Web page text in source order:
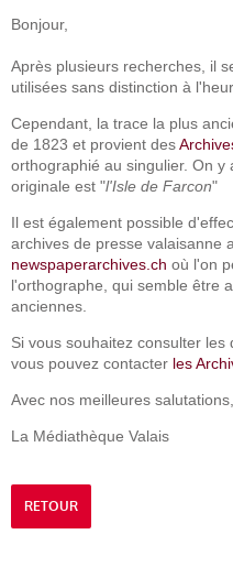
Bonjour,
Après plusieurs recherches, il
utilisées sans distinction à
Cependant, la trace la plus
de 1823 et provient des
orthographié au singulier. On
originale est "l'Isle de Farcon"
Il est également possible
archives de presse valaisanne
newspaperarchives.ch où l'on
l'orthographe, qui semble être
anciennes.
Si vous souhaitez consulter les
vous pouvez contacter les
Avec nos meilleures salutations,
La Médiathèque Valais
RETOUR